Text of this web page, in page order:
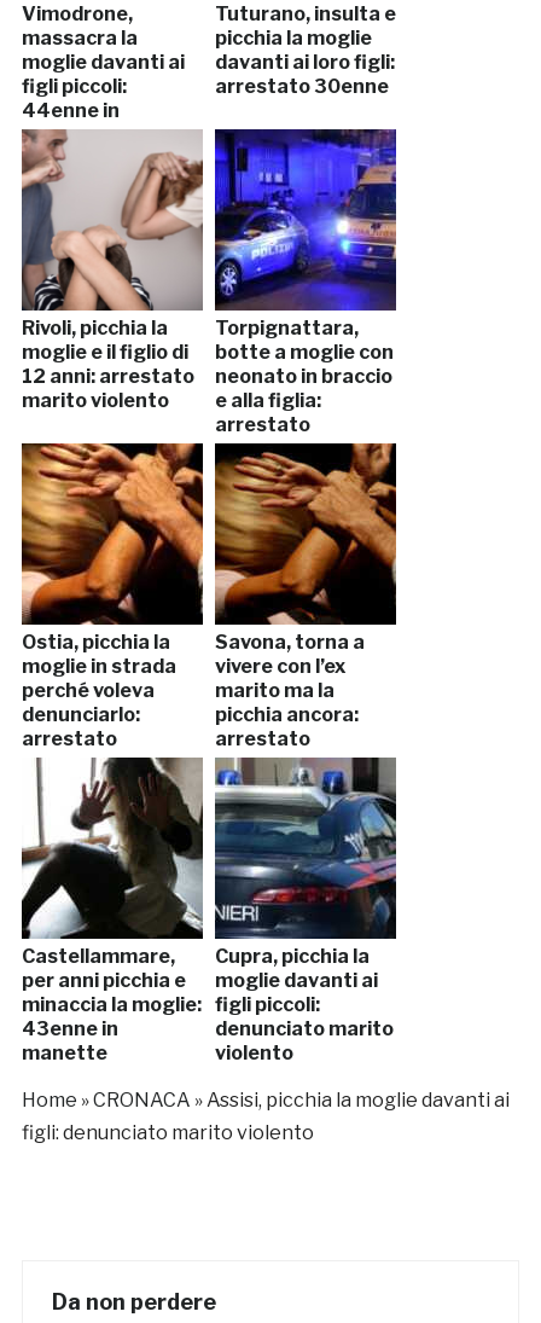
Vimodrone,
massacra la
moglie davanti ai
figli piccoli:
44enne in
manette
Tuturano, insulta e
picchia la moglie
davanti ai loro figli:
arrestato 30enne
Rivoli, picchia la
moglie e il figlio di
12 anni: arrestato
marito violento
Torpignattara,
botte a moglie con
neonato in braccio
e alla figlia:
arrestato
Ostia, picchia la
moglie in strada
perché voleva
denunciarlo:
arrestato
Savona, torna a
vivere con l’ex
marito ma la
picchia ancora:
arrestato
Castellammare,
per anni picchia e
minaccia la moglie:
43enne in
manette
Cupra, picchia la
moglie davanti ai
figli piccoli:
denunciato marito
violento
Home »CRONACA »Assisi, picchia la moglie davanti ai
figli: denunciato marito violento
Da non perdere